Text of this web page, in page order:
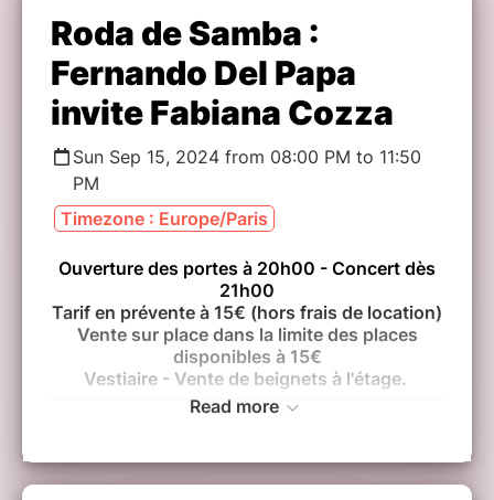
Roda de Samba :
Fernando Del Papa
invite Fabiana Cozza
Sun Sep 15, 2024 from 08:00 PM to 11:50
PM
Timezone : Europe/Paris
Ouverture des portes à 20h00 - Concert dès
21h00
Tarif en prévente à 15€ (hors frais de location)
Vente sur place dans la limite des places
disponibles à 15€
Vestiaire - Vente de beignets à l'étage.
Roda de Samba : Fernando Del Papa invite
Pour ce concert, les réservations en ligne sont
Read more